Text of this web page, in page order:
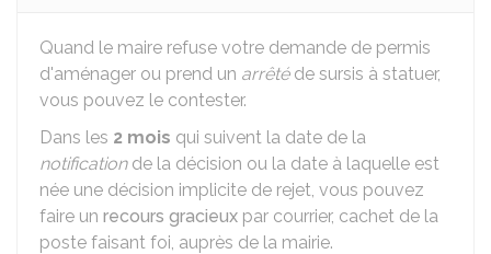
Quand le maire refuse votre demande de permis
d'aménager ou prend un arrêtéde sursis à statuer,
vous pouvez le contester.
Dans les 2 mois qui suivent la date de la
notification de la décision ou la date à laquelle est
née une décision implicite de rejet, vous pouvez
faire un recours gracieux par courrier, cachet de la
poste faisant foi, auprès de la mairie.